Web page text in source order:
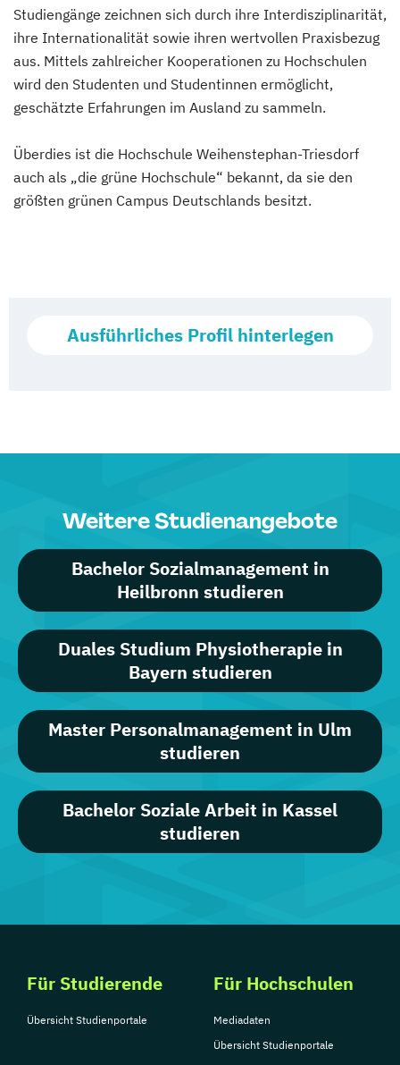
Wassertechnologie (Duales Studium)
Wirtschaftsingenieurwesen Agrarmarketing und
Management
Agribusiness (Duales Studium)
Studiengänge zeichnen sich durch ihre Interdisziplinarität,
ihre Internationalität sowie ihren wertvollen Praxisbezug
aus. Mittels zahlreicher Kooperationen zu Hochschulen
wird den Studenten und Studentinnen ermöglicht,
geschätzte Erfahrungen im Ausland zu sammeln.
Überdies ist die Hochschule Weihenstephan-Triesdorf
auch als „die grüne Hochschule“ bekannt, da sie den
größten grünen Campus Deutschlands besitzt.
Ausführliches Profil hinterlegen
Weitere Studienangebote
Bachelor Sozialmanagement in
Heilbronn studieren
Duales Studium Physiotherapie in
Bayern studieren
Master Personalmanagement in Ulm
studieren
Bachelor Soziale Arbeit in Kassel
studieren
Für Studierende
Übersicht Studienportale
Für Hochschulen
Mediadaten
Übersicht Studienportale